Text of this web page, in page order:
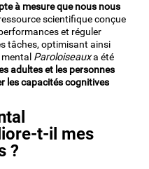
à mesure que nous nous
scientifique conçue
et réguler
tâches, optimisant ainsi
Paroloiseauxa été
adultes et les personnes
les capacités cognitives
t-il mes
?